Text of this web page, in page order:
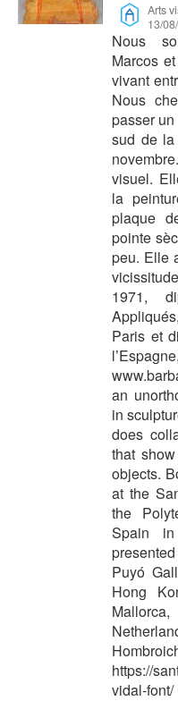
Arts
13/
Nous
Marcos
vivant
Nous
passer
sud de la
visuel.
la
plaque
pointe
peu. Elle
1971,
Paris et
an
in
does
that
objects.
at the
the
Spain
Puyó
Hong
https://
vidal-font/